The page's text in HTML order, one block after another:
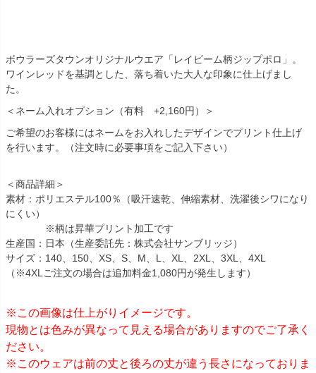
ボウラーズタウンオリジナルウエア「レイビーム柄ジップポロ」。
ワインレッドを基調とした、落ち着いた大人な印象に仕上げまし
た。
＜ネーム入れオプション（有料 +2,160円）＞
ご希望のお客様にはネームをお入れしたデザインでプリント仕上げ
を行います。（注文時に必要事項をご記入下さい）
＜商品詳細＞
素材：ポリエステル100％（吸汗速乾、伸縮素材、洗濯後シワになり
にくい）
※柄は昇華プリント加工です
生産国：日本（生産委託先：株式会社サンブリッジ）
サイズ：140、150、XS、S、M、L、XL、2XL、3XL、4XL
（※4XLご注文の場合は追加料金1,080円が発生します）
※この画像は仕上がりイメージです。
現物とは色みが異なって見える場合がありますのでご了承く
ださい。
※このウェアは前の丈と後ろの丈が違う長さになっておりま